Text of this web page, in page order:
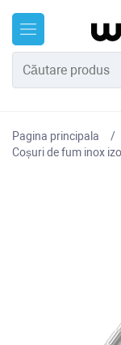
Pagina principala
Coșuri de fum inox